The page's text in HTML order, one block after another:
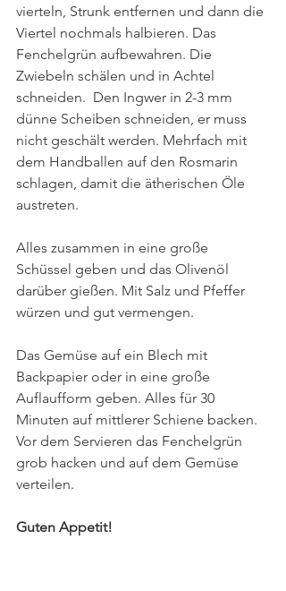
vierteln, Strunk entfernen und dann die
Viertel nochmals halbieren. Das
Fenchelgrün aufbewahren. Die
Zwiebeln schälen und in Achtel
schneiden.  Den Ingwer in 2-3 mm
dünne Scheiben schneiden, er muss
nicht geschält werden. Mehrfach mit
dem Handballen auf den Rosmarin
schlagen, damit die ätherischen Öle
austreten.
Alles zusammen in eine große
Schüssel geben und das Olivenöl
darüber gießen. Mit Salz und Pfeffer
würzen und gut vermengen.
Das Gemüse auf ein Blech mit
Backpapier oder in eine große
Auflaufform geben. Alles für 30
Minuten auf mittlerer Schiene backen.
Vor dem Servieren das Fenchelgrün
grob hacken und auf dem Gemüse
verteilen.
Guten Appetit!